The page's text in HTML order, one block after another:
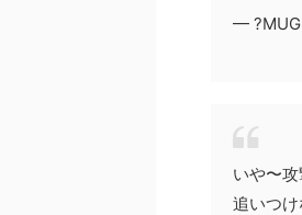
—
いや〜
追いつ